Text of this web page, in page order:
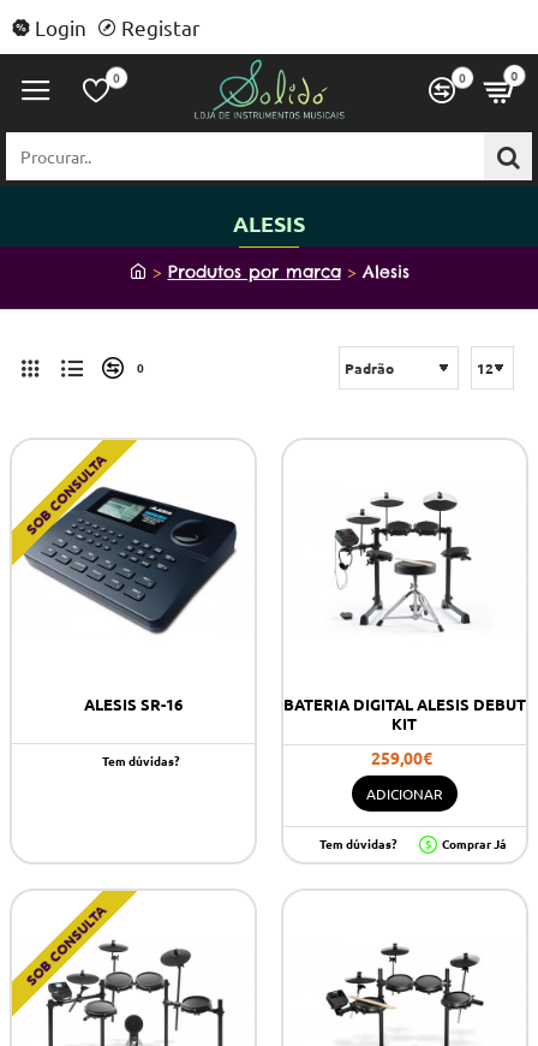
Login Registar
0 0 0
Procurar..
ALESIS
h
Produtos por marca Alesis
0
SOB CONSULTA
ALESIS SR-16
Tem dúvidas?
BATERIA DIGITAL ALESIS DEBUT
KIT
259,00€
ADICIONAR
Tem dúvidas? Comprar Já
SOB CONSULTA